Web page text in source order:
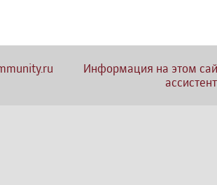
Информация на этом